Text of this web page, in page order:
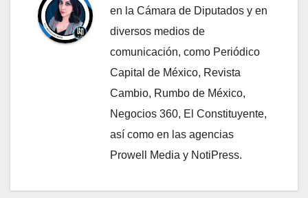
en la Cámara de Diputados y en
diversos medios de
comunicación, como Periódico
Capital de México, Revista
Cambio, Rumbo de México,
Negocios 360, El Constituyente,
así como en las agencias
Prowell Media y NotiPress.